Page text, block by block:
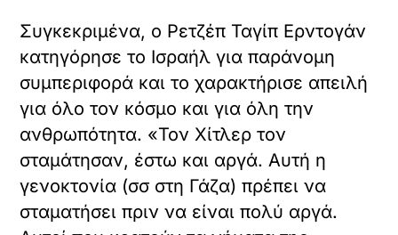
Συγκεκριμένα, ο Ρετζέπ Ταγίπ Ερντογάν
κατηγόρησε το Ισραήλ για παράνομη
συμπεριφορά και το χαρακτήρισε απειλή
για όλο τον κόσμο και για όλη την
ανθρωπότητα. «Τον Χίτλερ τον
σταμάτησαν, έστω και αργά. Αυτή η
γενοκτονία (σσ στη Γάζα) πρέπει να
σταματήσει πριν να είναι πολύ αργά.